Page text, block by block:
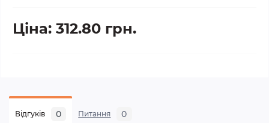
Ціна: 312.80 грн.
Відгуків 0 Питання 0